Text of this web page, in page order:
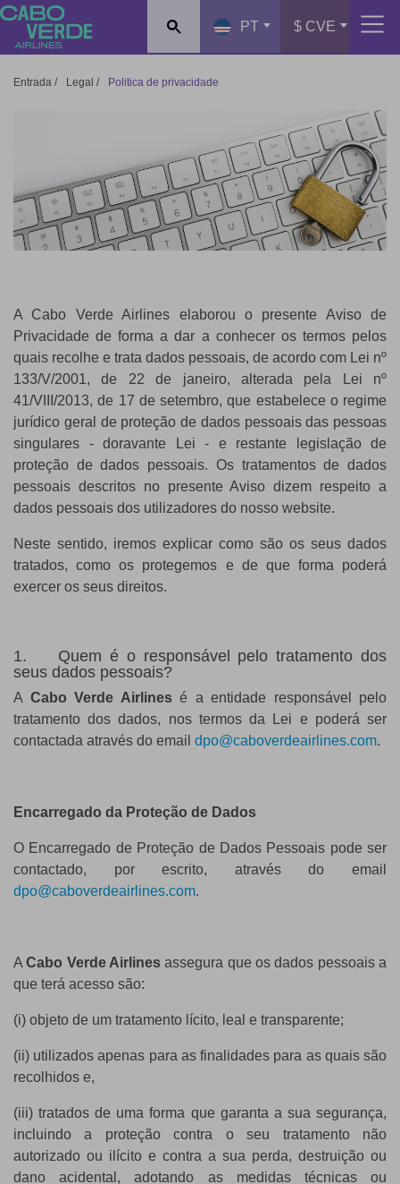
PT $ CVE
Entrada / Legal / Politica de privacidade
A Cabo Verde Airlines elaborou o presente Aviso de
Privacidade de forma a dar a conhecer os termos pelos
quais recolhe e trata dados pessoais, de acordo com Lei nº
133/V/2001, de 22 de janeiro, alterada pela Lei nº
41/VIII/2013, de 17 de setembro, que estabelece o regime
jurídico geral de proteção de dados pessoais das pessoas
singulares - doravante Lei - e restante legislação de
proteção de dados pessoais. Os tratamentos de dados
pessoais descritos no presente Aviso dizem respeito a
dados pessoais dos utilizadores do nosso website.
Neste sentido, iremos explicar como são os seus dados
tratados, como os protegemos e de que forma poderá
exercer os seus direitos.
1. Quem é o responsável pelo tratamento dos
seus dados pessoais?
A Cabo Verde Airlines é a entidade responsável pelo
tratamento dos dados, nos termos da Lei e poderá ser
contactada através do email dpo@caboverdeairlines.com.
Encarregado da Proteção de Dados
O Encarregado de Proteção de Dados Pessoais pode ser
contactado, por escrito, através do email
dpo@caboverdeairlines.com.
ACabo Verde Airlines assegura que os dados pessoais a
que terá acesso são:
(i) objeto de um tratamento lícito, leal e transparente;
(ii) utilizados apenas para as finalidades para as quais são
recolhidos e,
(iii) tratados de uma forma que garanta a sua segurança,
incluindo a proteção contra o seu tratamento não
autorizado ou ilícito e contra a sua perda, destruição ou
dano acidental, adotando as medidas técnicas ou